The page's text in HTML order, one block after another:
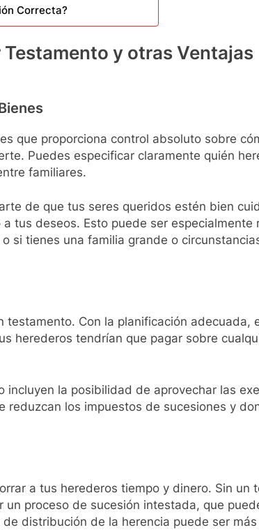
Correcta?
y otras Ventajas
que proporciona control absoluto sobre
Puedes especificar claramente quién
familiares.
de que tus seres queridos estén bien
tus deseos. Esto puede ser especialmente
si tienes una familia grande o
testamento. Con la planificación adecuada,
herederos tendrían que pagar sobre
la posibilidad de aprovechar las
los impuestos de sucesiones y
a tus herederos tiempo y dinero. Sin un
proceso de sucesión intestada, que
distribución de la herencia puede ser